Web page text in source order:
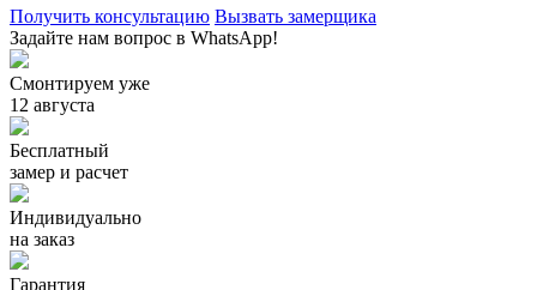
Получить консультацию Вызвать замерщика
Задайте нам вопрос в WhatsApp!
Смонтируем уже
12 августа
Бесплатный
замер и расчет
Индивидуально
на заказ
Гарантия